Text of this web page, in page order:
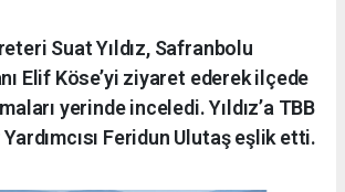
Suat Yıldız, Safranbolu
Elif Köse’yi ziyaret ederek ilçede
yerinde inceledi. Yıldız’a TBB
Feridun Ulutaş eşlik etti.